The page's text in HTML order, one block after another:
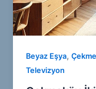
Beyaz Eşya,
Televizyon